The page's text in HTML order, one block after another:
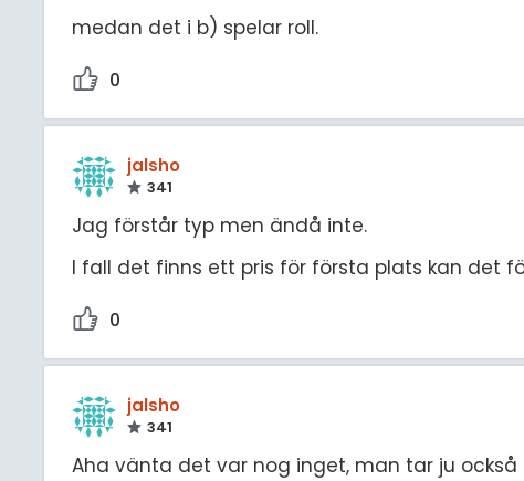
medan det i b) spelar roll.
0
jalsho
341
Jag förstår typ men ändå inte.
I fall det finns ett pris för första plats kan det
0
jalsho
341
Aha vänta det var nog inget, man tar ju